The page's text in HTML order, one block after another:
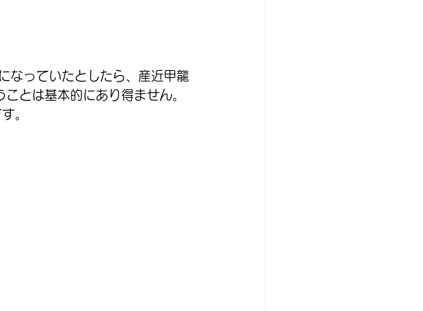
なっていたとしたら、産近甲龍
とは基本的にあり得ません。
。